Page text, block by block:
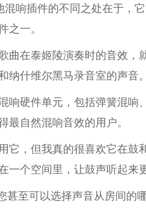
响插件的不同之处在于，
之一。
曲在泰姬陵演奏时的音效
什维尔黑马录音室的声音。
响硬件单元，包括弹簧混
自然混响音效的用户。
它，但我真的很喜欢它在
一个空间里，让鼓声听起来
至可以选择声音从房间的哪